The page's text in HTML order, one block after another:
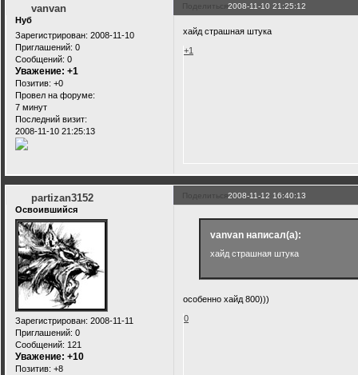
Поделиться2008-11-10 21:25:12
vanvan
Нуб
Зарегистрирован: 2008-11-10
Приглашений: 0
Сообщений: 0
Уважение: +1
Позитив: +0
Провел на форуме:
7 минут
Последний визит:
2008-11-10 21:25:13
хайд страшная штука
+1
Поделиться2008-11-12 16:40:13
partizan3152
Освоившийся
Зарегистрирован: 2008-11-11
Приглашений: 0
Сообщений: 121
Уважение: +10
Позитив: +8
vanvan написал(а):
хайд страшная штука
особенно хайд 800)))
0